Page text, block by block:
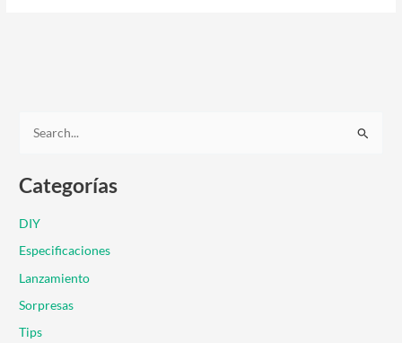
s
a
r
p
o
r
Categorías
DIY
Especificaciones
Lanzamiento
Sorpresas
Tips